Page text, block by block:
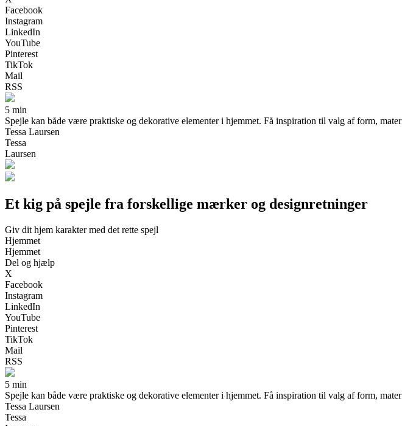
Facebook
Instagram
LinkedIn
YouTube
Pinterest
TikTok
Mail
RSS
5 min
Spejle kan både være praktiske og dekorative elementer i hjemmet. Få inspiration til valg af form,
Tessa Laursen
Tessa
Laursen
Et kig på spejle fra forskellige mærker og designretninger
Giv dit hjem karakter med det rette spejl
Hjemmet
Hjemmet
Del og hjælp
X
Facebook
Instagram
LinkedIn
YouTube
Pinterest
TikTok
Mail
RSS
5 min
Spejle kan både være praktiske og dekorative elementer i hjemmet. Få inspiration til valg af form,
Tessa Laursen
Tessa